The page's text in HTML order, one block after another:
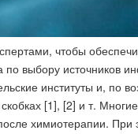
чтобы
по выбору
институты и, по
[1], [2] и т.
химиотерапии.